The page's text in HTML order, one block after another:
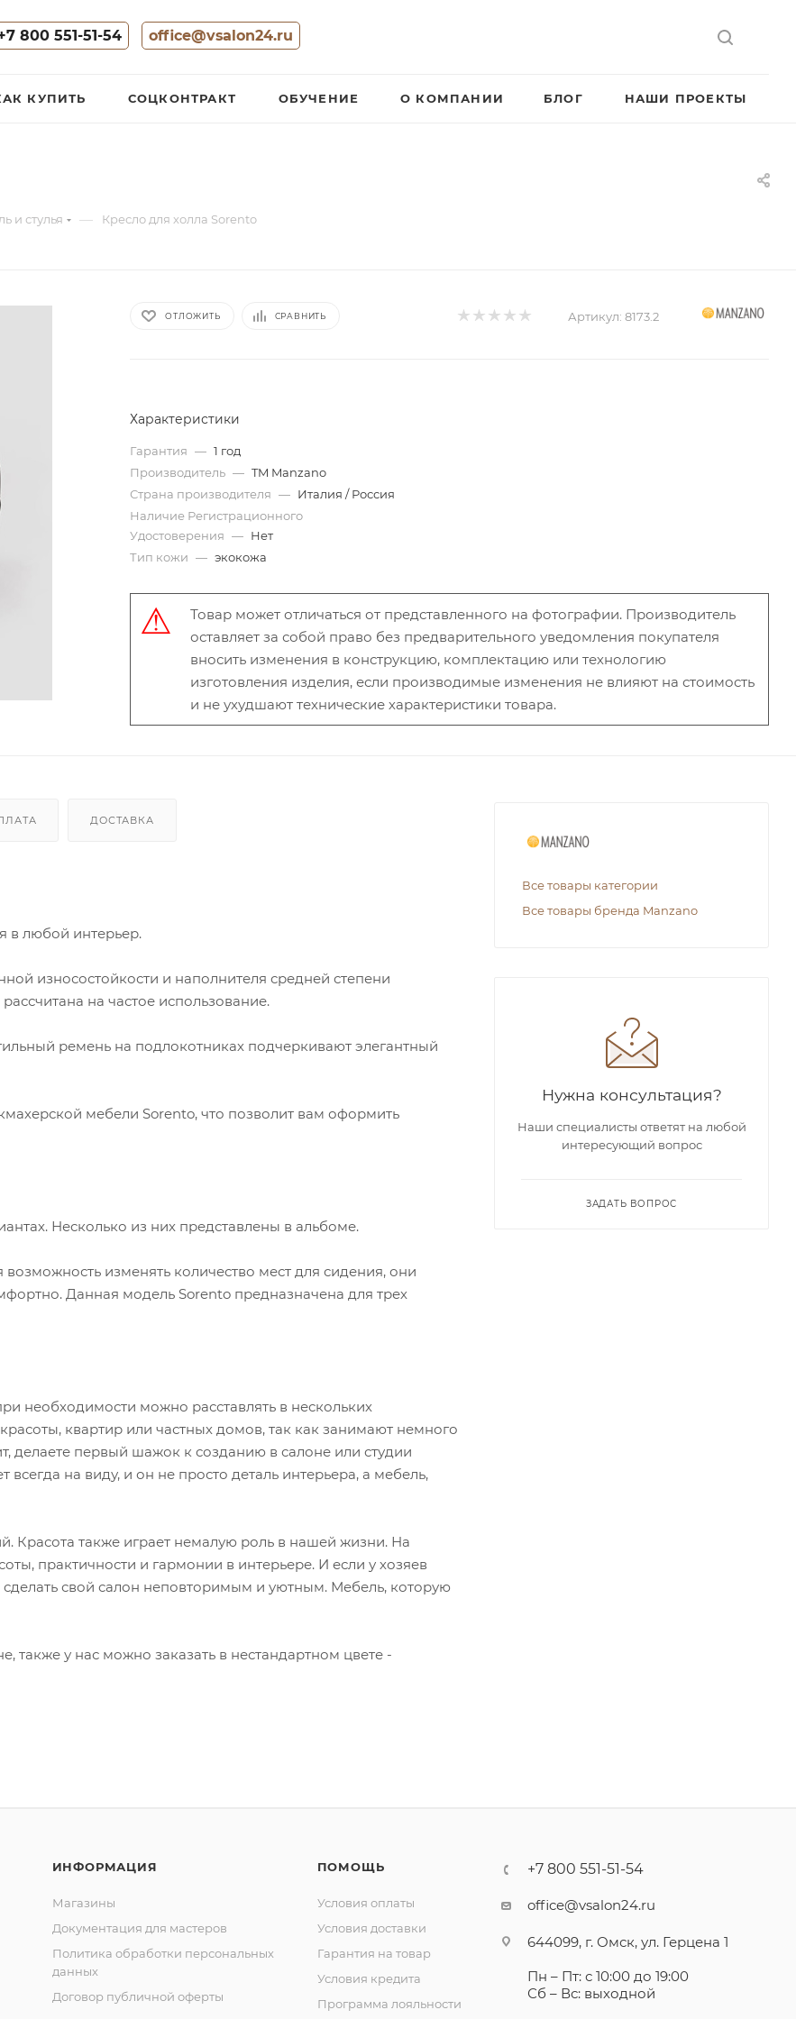
800 551-51-54 office@vsalon24.ru
КУПИТЬ СОЦКОНТРАКТ ОБУЧЕНИЕ О КОМПАНИИ БЛОГ НАШИ ПРОЕКТЫ
и стулья — Кресло для холла Sorento
ОТЛОЖИТЬ СРАВНИТЬ Артикул: 8173.2
Характеристики
Гарантия — 1 год
Производитель — TM Manzano
Страна производителя — Италия / Россия
Наличие Регистрационного
Удостоверения — Нет
Тип кожи — экокожа
Товар может отличаться от представленного на фотографии. Производитель
оставляет за собой право без предварительного уведомления покупателя
вносить изменения в конструкцию, комплектацию или технологию
изготовления изделия, если производимые изменения не влияют на стоимость
и не ухудшают технические характеристики товара.
ДОСТАВКА
в любой интерьер.
износостойкости и наполнителя средней степени
на частое использование.
ремень на подлокотниках подчеркивают элегантный
мебели Sorento, что позволит вам оформить
Несколько из них представлены в альбоме.
изменять количество мест для сидения, они
Данная модель Sorento предназначена для трех
необходимости можно расставлять в нескольких
квартир или частных домов, так как занимают немного
делаете первый шажок к созданию в салоне или студии
на виду, и он не просто деталь интерьера, а мебель,
Красота также играет немалую роль в нашей жизни. На
практичности и гармонии в интерьере. И если у хозяев
сделать свой салон неповторимым и уютным. Мебель, которую
у нас можно заказать в нестандартном цвете -
Все товары категории
Все товары бренда Manzano
Нужна консультация?
Наши специалисты ответят на любой
интересующий вопрос
ЗАДАТЬ ВОПРОС
ИНФОРМАЦИЯ
Магазины
Документация для мастеров
Политика обработки персональных
данных
Договор публичной оферты
ПОМОЩЬ
Условия оплаты
Условия доставки
Гарантия на товар
Условия кредита
Программа лояльности
+7 800 551-51-54
office@vsalon24.ru
644099, г. Омск, ул. Герцена 1
Пн – Пт: с 10:00 до 19:00
Сб – Вс: выходной